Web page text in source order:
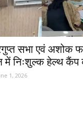
सभा एवं अशोक
में निःशुल्क हेल्थ
1, 2026